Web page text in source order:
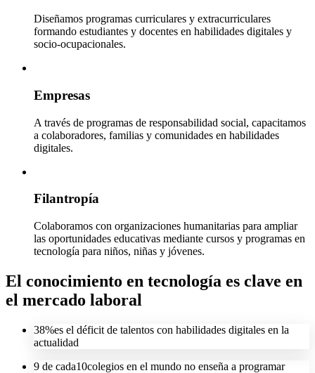
Diseñamos programas curriculares y extracurriculares
formando estudiantes y docentes en habilidades digitales y
socio-ocupacionales.
Empresas
A través de programas de responsabilidad social, capacitamos
a colaboradores, familias y comunidades en habilidades
digitales.
Filantropía
Colaboramos con organizaciones humanitarias para ampliar
las oportunidades educativas mediante cursos y programas en
tecnología para niños, niñas y jóvenes.
El conocimiento en tecnología es clave en
el mercado laboral
38%es el déficit de talentos con habilidades digitales en la
actualidad
9 de cada10colegios en el mundo no enseña a programar